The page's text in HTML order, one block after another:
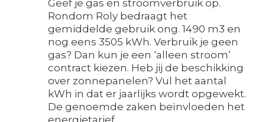
Geef je gas en stroomverbruik op.
Rondom Roly bedraagt het
gemiddelde gebruik ong. 1490 m3 en
nog eens 3505 kWh. Verbruik je geen
gas? Dan kun je een ‘alleen stroom’
contract kiezen. Heb jij de beschikking
over zonnepanelen? Vul het aantal
kWh in dat er jaarlijks wordt opgewekt.
De genoemde zaken beïnvloeden het
energietarief.